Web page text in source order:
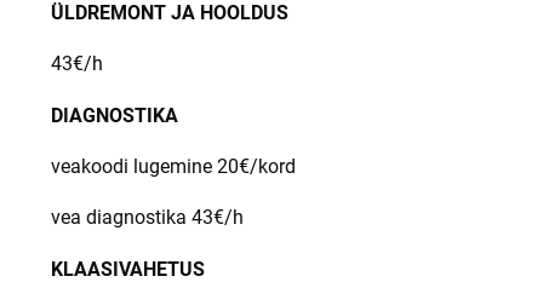
ÜLDREMONT JA HOOLDUS
43€/h
DIAGNOSTIKA
veakoodi lugemine 20€/kord
vea diagnostika 43€/h
KLAASIVAHETUS